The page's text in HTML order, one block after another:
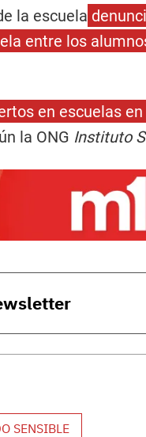
la escuela
entre los
en escuelas
la ONG Instituto
SENSIBLE